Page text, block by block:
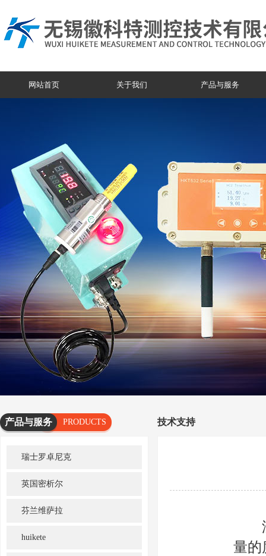
网站首页 关于我们 产品与服务
产品与服务
PRODUCTS
SERVICES
瑞士罗卓尼克
英国密析尔
芬兰维萨拉
huikete
技术支持
湿
量的